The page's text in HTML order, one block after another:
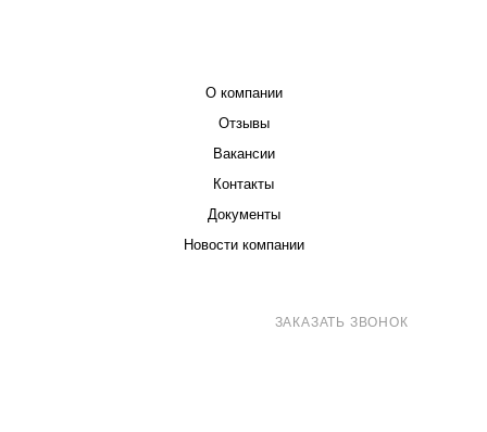
О компании
Отзывы
Вакансии
Контакты
Документы
Новости компании
ЗАКАЗАТЬ ЗВОНОК